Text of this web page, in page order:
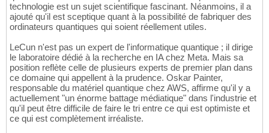
technologie est un sujet scientifique fascinant. Néanmoins, il a
ajouté qu'il est sceptique quant à la possibilité de fabriquer des
ordinateurs quantiques qui soient réellement utiles.
LeCun n'est pas un expert de l'informatique quantique ; il dirige
le laboratoire dédié à la recherche en IA chez Meta. Mais sa
position reflète celle de plusieurs experts de premier plan dans
ce domaine qui appellent à la prudence. Oskar Painter,
responsable du matériel quantique chez AWS, affirme qu'il y a
actuellement "un énorme battage médiatique" dans l'industrie et
qu'il peut être difficile de faire le tri entre ce qui est optimiste et
ce qui est complètement irréaliste.